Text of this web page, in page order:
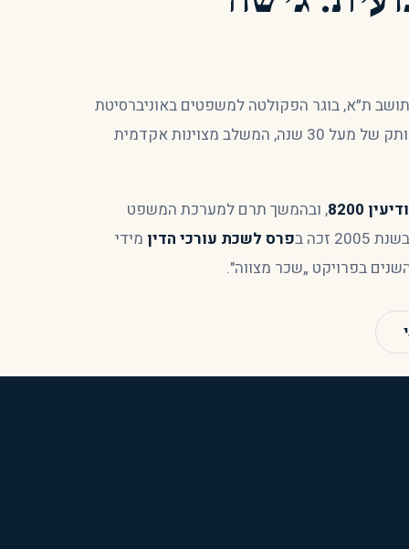
ונוטריון יורם פלץ, יליד 1971 ותושב ת״א, בוגר הפקולטה למשפטים באוניברסיטת
תל אביב — עורך דין עתיר ניסיון עם ותק של מעל 30 שנה, המשלב מצוינות אקדמית
8200
, ובהמשך תרם למערכת המשפט
זכה ב
פרס לשכת עורכי הדין מידי
בפרויקט „שכר מצווה".